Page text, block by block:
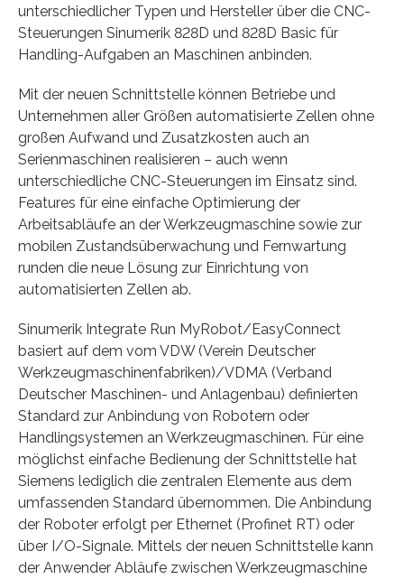
unterschiedlicher Typen und Hersteller über die CNC-
Steuerungen Sinumerik 828D und 828D Basic für
Handling-Aufgaben an Maschinen anbinden.
Mit der neuen Schnittstelle können Betriebe und
Unternehmen aller Größen automatisierte Zellen ohne
großen Aufwand und Zusatzkosten auch an
Serienmaschinen realisieren – auch wenn
unterschiedliche CNC-Steuerungen im Einsatz sind.
Features für eine einfache Optimierung der
Arbeitsabläufe an der Werkzeugmaschine sowie zur
mobilen Zustandsüberwachung und Fernwartung
runden die neue Lösung zur Einrichtung von
automatisierten Zellen ab.
Sinumerik Integrate Run MyRobot/EasyConnect
basiert auf dem vom VDW (Verein Deutscher
Werkzeugmaschinenfabriken)/VDMA (Verband
Deutscher Maschinen- und Anlagenbau) definierten
Standard zur Anbindung von Robotern oder
Handlingsystemen an Werkzeugmaschinen. Für eine
möglichst einfache Bedienung der Schnittstelle hat
Siemens lediglich die zentralen Elemente aus dem
umfassenden Standard übernommen. Die Anbindung
der Roboter erfolgt per Ethernet (Profinet RT) oder
über I/O-Signale. Mittels der neuen Schnittstelle kann
der Anwender Abläufe zwischen Werkzeugmaschine